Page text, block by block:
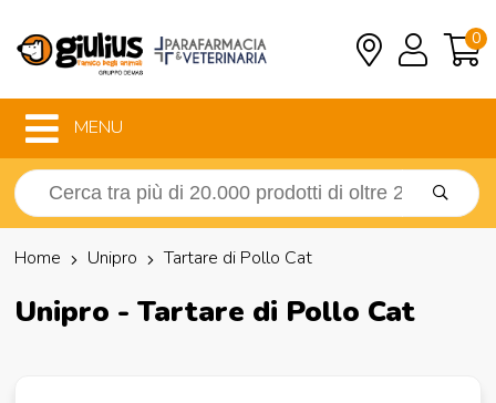
0
MENU
Home Unipro Tartare di Pollo Cat
Unipro - Tartare di Pollo Cat